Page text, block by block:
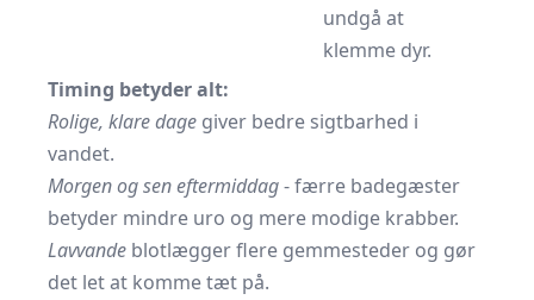
undgå at
klemme dyr.
Timing betyder alt:
Rolige, klare dage giver bedre sigtbarhed i
vandet.
Morgen og sen eftermiddag- færre badegæster
betyder mindre uro og mere modige krabber.
Lavvande blotlægger flere gemmesteder og gør
det let at komme tæt på.